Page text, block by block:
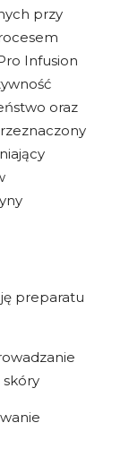
przy
Infusion
oraz
preparatu
skóry